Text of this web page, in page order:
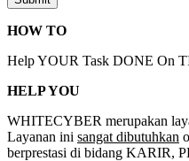
HOW TO
Help YOUR Task DONE On
HELP YOU
WHITECYBER merupakan
Layanan ini sangat dibutuhkan
berprestasi di bidang KARIR,